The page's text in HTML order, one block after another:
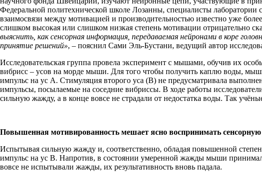
Федеральной политехнической школе Лозанны, специалисты
взаимосвязи между мотивацией и производительностью известно уже
слишком высокая или слишком низкая степень мотивации отрицательно
выяснить, как сенсорная информация, передаваемая нейронами в коре
принятие решений», – пояснил Сами Эль-Бустани, ведущий автор
Исследовательская группа провела эксперимент с мышами, обучив их
вибрисс – усов на морде мыши. Для того чтобы получить каплю воды,
импульс на ус А. Стимуляция второго уса (В) не предусматривала
импульсы, посылаемые на соседние вибриссы. В ходе работы
сильную жажду, а в конце вовсе не страдали от недостатка воды. Так
Повышенная мотивированность мешает ясно воспринимать
Испытывая сильную жажду и, соответственно, обладая повышенной
импульс на ус В. Напротив, в состоянии умеренной жажды мыши
вовсе не испытывали жажды, их результативность вновь падала.